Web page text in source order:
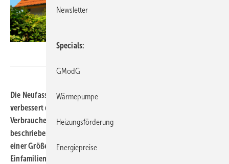
Die Neufassung des Erneuerbare-Energien-Gesetzes (EEG)
verbessert die Konditionen für Verbraucherinnen und
Verbraucher, die ihren eigenen Solarstrom erzeugen. Die
beschriebenen Änderungen konzentrieren sich auf Anlagen in
einer Größe von 3 bis 20 kW
Einfamilienhäuser.
Newsletter
Specials
GModG
Wärmepumpe
Heizungsförderung
Energiepreise